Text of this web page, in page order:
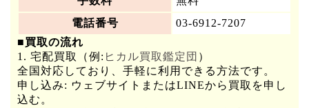
電話番号
03-6912-7207
■買取の流れ
1. 宅配買取（例: ヒカル買取鑑定団 ）
全国対応しており、手軽に利用できる方法です。
申し込み: ウェブサイトまたはLINEから買取を申し
込む。